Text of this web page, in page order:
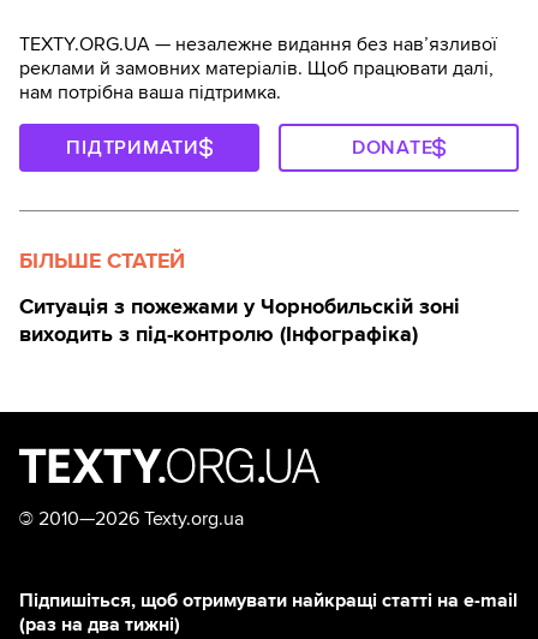
TEXTY.ORG.UA — незалежне видання без навʼязливої
реклами й замовних матеріалів. Щоб працювати далі,
нам потрібна ваша підтримка.
ПІДТРИМАТИ DONATE
БІЛЬШЕ СТАТЕЙ
Ситуація з пожежами у Чорнобильскій зоні
виходить з під-контролю (Інфографіка)
© 2010—2026 Texty.org.ua
Підпишіться, щоб отримувати найкращі статті на e-mail
(раз на два тижні)